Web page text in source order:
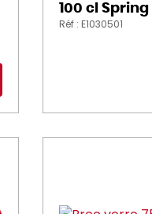
100 cl
Réf : E1030501